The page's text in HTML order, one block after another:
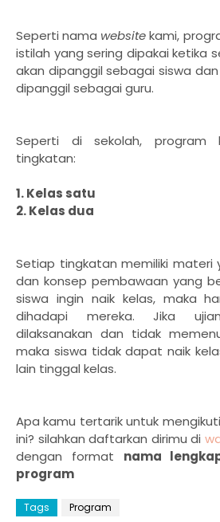
Seperti nama websitekami,
istilah yang sering dipakai ketika
akan dipanggil sebagai siswa
dipanggil sebagai guru.
Seperti di sekolah, program
tingkatan:
1. Kelas satu
2. Kelas dua
Setiap tingkatan memiliki
dan konsep pembawaan yang
siswa ingin naik kelas, maka
dihadapi mereka. Jika
dilaksanakan dan tidak
maka siswa tidak dapat naik
lain tinggal kelas.
Apa kamu tertarik untuk
ini? silahkan daftarkan dirimu di
dengan format nama
program
Tags Program